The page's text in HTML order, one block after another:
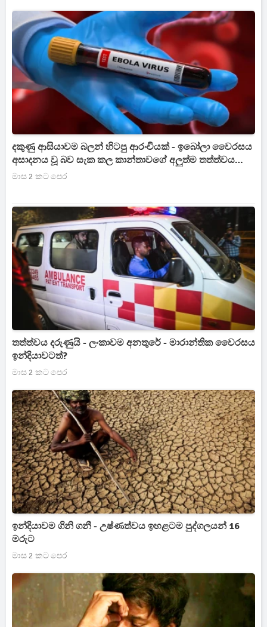
දකුණු ආසියාවම බලන් හිටපු ආරංචියක් - ඉබෝලා වෛරසය
අසාදනය වූ බව සැක කල කාන්තාවගේ අලුත්ම තත්ත්වය
මෙන්න
මාස 2 කට පෙර
තත්ත්වය දරුණුයි - ලංකාවම අනතුරේ - මාරාන්තික වෛරසය
ඉන්දියාවටත්?
මාස 2 කට පෙර
ඉන්දියාවම ගිනි ගනී - උෂ්ණත්වය ඉහළටම පුද්ගලයන් 16
මරුට
මාස 2 කට පෙර